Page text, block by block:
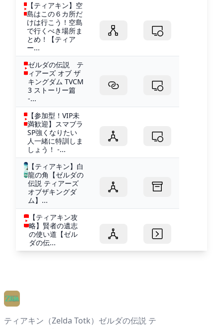
【ティアキン】空
島はこの６カ所だ
けは行こう！空島
で行くべき場所ま
とめ！【ティア
ー...
ゼルダの伝説 テ
ィアーズ オブ ザ
キングダム TVCM
3 ストーリー篇
-...
【参加型！VIP未
満歓迎】スマブラ
SP強くなりたい
人一緒に特訓しま
しょう！ -...
【ティアキン】白
龍の角【ゼルダの
伝説 ティアーズ
オブザキングダ
ム】...
【ティアキン攻
略】賢者の遺志
の使い道【ゼル
ダの伝...
ティアキン（Zelda Totk）ゼルダの伝説 テ